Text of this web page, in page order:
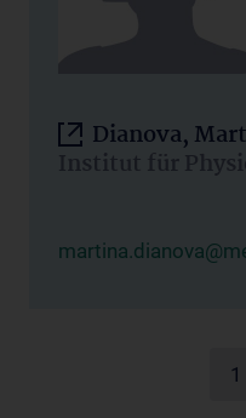
Dianova,
Institut für
1